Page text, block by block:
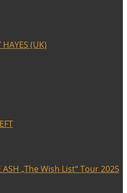
(UK)
ASH „The Wish List“ Tour 2025